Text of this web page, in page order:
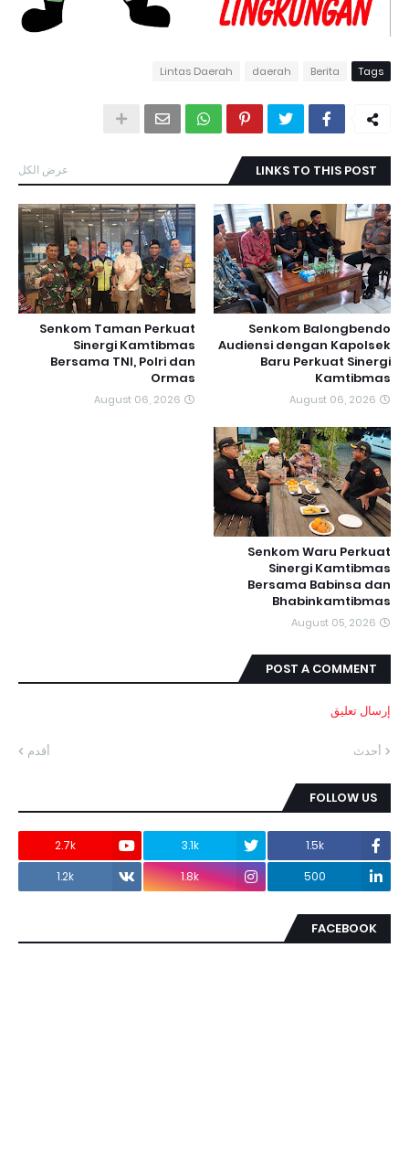
Tags
Berita
daerah
Lintas Daerah
LINKS TO THIS POST عرض الكل
Senkom Balongbendo
Audiensi dengan Kapolsek
Baru Perkuat Sinergi
Kamtibmas
August 06, 2026
Senkom Taman Perkuat
Sinergi Kamtibmas
Bersama TNI, Polri dan
Ormas
August 06, 2026
Senkom Waru Perkuat
Sinergi Kamtibmas
Bersama Babinsa dan
Bhabinkamtibmas
August 05, 2026
POST A COMMENT
إرسال تعليق
أحدث أقدم
FOLLOW US
1.5k
3.1k
2.7k
500
1.8k
1.2k
FACEBOOK